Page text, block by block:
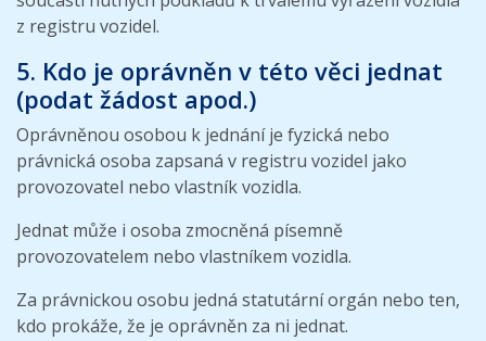
z registru vozidel.
5. Kdo je oprávněn v této věci jednat
(podat žádost apod.)
Oprávněnou osobou k jednání je fyzická nebo
právnická osoba zapsaná v registru vozidel jako
provozovatel nebo vlastník vozidla.
Jednat může i osoba zmocněná písemně
provozovatelem nebo vlastníkem vozidla.
Za právnickou osobu jedná statutární orgán nebo ten,
kdo prokáže, že je oprávněn za ni jednat.